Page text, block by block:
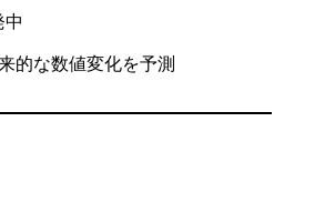
中
的な数値変化を予測